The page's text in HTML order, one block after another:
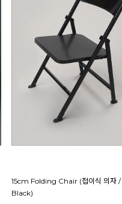
15cm Folding Chair (접이식 의자 /
Black)